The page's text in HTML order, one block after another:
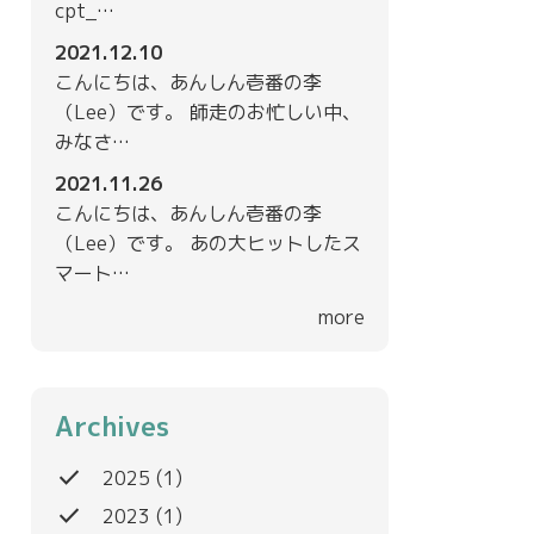
cpt_…
2021.12.10
こんにちは、あんしん壱番の李
（Lee）です。 師走のお忙しい中、
みなさ…
2021.11.26
こんにちは、あんしん壱番の李
（Lee）です。 あの大ヒットしたス
マート…
more
Archives
done 2025 (1)
done 2023 (1)